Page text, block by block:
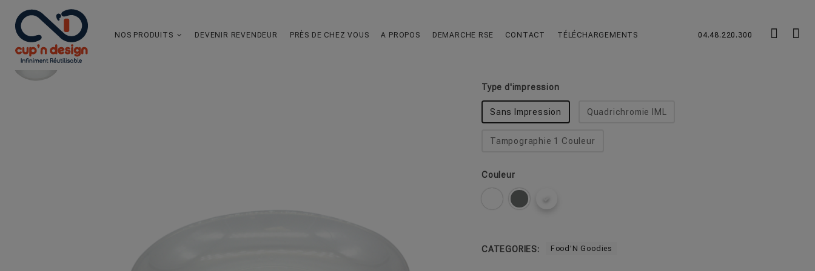
NOS PRODUITS DEVENIR REVENDEUR PRÈS DE CHEZ VOUS A PROPOS DEMARCHE RSE CONTACT TÉLÉCHARGEMENTS 04.48.220.300
Assiette Ronde Creuse chevron_leftchevron_right
Type d'impression
Sans Impression Quadrichromie IML
Tampographie 1 Couleur
Couleur
CATEGORIES: Food'N Goodies